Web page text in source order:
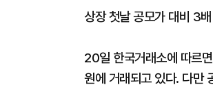
상장 첫날 공모가 대비 3
20일 한국거래소에 따르
원에 거래되고 있다. 다만